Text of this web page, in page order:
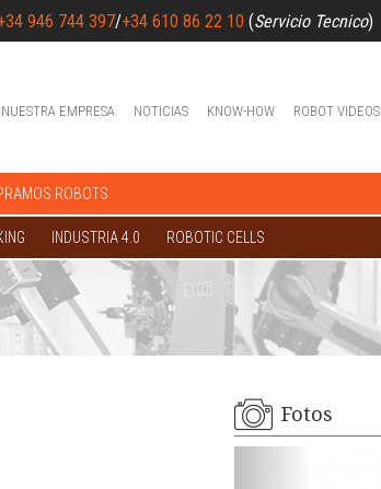
946 744 397/+34 610 86 22 10 (Servicio Tecnico)
NUESTRA EMPRESA NOTICIAS KNOW-HOW ROBOT VIDEOS
ROBOTS
INDUSTRIA 4.0 ROBOTIC CELLS
Fotos